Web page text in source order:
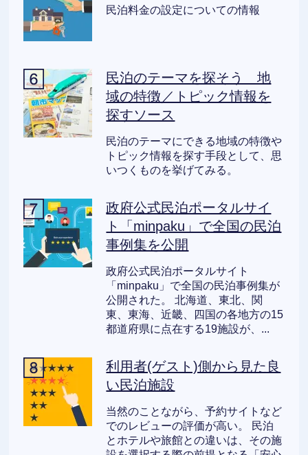
民泊料金の設定についての情報
民泊のテーマを探そう 地
域の特徴／トピック情報を
探すソース
民泊のテーマにできる地域の特徴や
トピック情報を探す手段として、思
いつくものを挙げてみる。
政府公式民泊ポータルサイ
ト「minpaku」で全国の民泊
事例集を公開
政府公式民泊ポータルサイト
「minpaku」で全国の民泊事例集が
公開された。 北海道、東北、関
東、東海、近畿、四国の各地方の15
都道府県に点在する19施設が、...
利用者(ゲスト)側から見た良
い民泊施設
当然のことながら、予約サイトなど
でのレビューの評価が高い。 民泊
とホテルや旅館との違いは、その施